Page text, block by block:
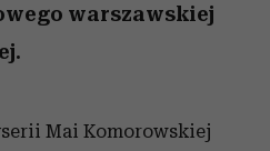
warszawskiej
Mai Komorowskiej